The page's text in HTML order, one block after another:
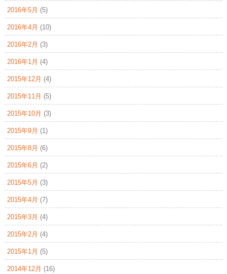
2016年5月 (5)
2016年4月 (10)
2016年2月 (3)
2016年1月 (4)
2015年12月 (4)
2015年11月 (5)
2015年10月 (3)
2015年9月 (1)
2015年8月 (6)
2015年6月 (2)
2015年5月 (3)
2015年4月 (7)
2015年3月 (4)
2015年2月 (4)
2015年1月 (5)
2014年12月 (16)